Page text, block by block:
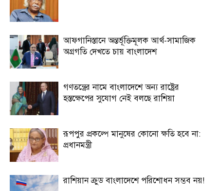
আফগানিস্তানে অন্তর্ভূক্তিমূলক আর্থ-সামাজিক
অগ্রগতি দেখতে চায় বাংলাদেশ
গণতন্ত্রের নামে বাংলাদেশে অন্য রাষ্ট্রের
হস্তক্ষেপের সুযোগ নেই বলছে রাশিয়া
রূপপুর প্রকল্পে মানুষের কোনো ক্ষতি হবে না:
প্রধানমন্ত্রী
রাশিয়ান ক্রুড বাংলাদেশে পরিশোধন সম্ভব নয়!